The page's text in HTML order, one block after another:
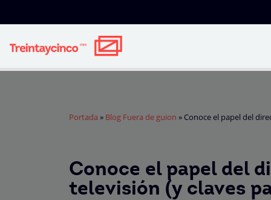
Portada » Blog Fuera de guion » Conoce el papel del
Conoce el papel del
televisión (y claves